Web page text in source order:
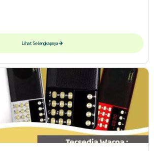
Lihat Selengkapnya